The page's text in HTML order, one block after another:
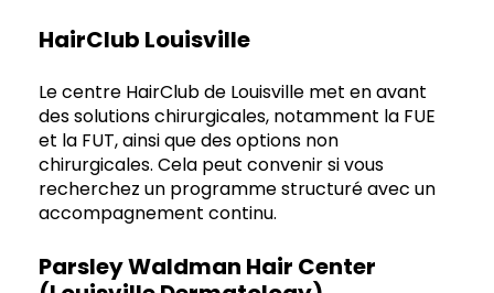
HairClub Louisville
Le centre HairClub de Louisville met en avant
des solutions chirurgicales, notamment la FUE
et la FUT, ainsi que des options non
chirurgicales. Cela peut convenir si vous
recherchez un programme structuré avec un
accompagnement continu.
Parsley Waldman Hair Center